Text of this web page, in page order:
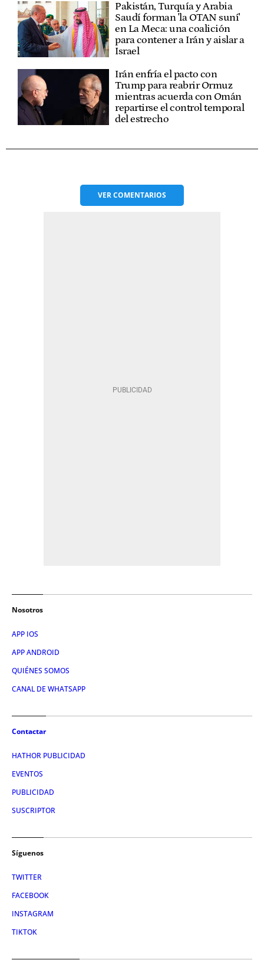
Pakistán, Turquía y Arabia
Saudí forman 'la OTAN suní'
en La Meca: una coalición
para contener a Irán y aislar a
Israel
Irán enfría el pacto con
Trump para reabrir Ormuz
mientras acuerda con Omán
repartirse el control temporal
del estrecho
VERCOMENTARIOS
Nosotros
APP IOS
APP ANDROID
QUIÉNES SOMOS
CANAL DE WHATSAPP
Contactar
HATHOR PUBLICIDAD
EVENTOS
PUBLICIDAD
SUSCRIPTOR
Síguenos
TWITTER
FACEBOOK
INSTAGRAM
TIKTOK